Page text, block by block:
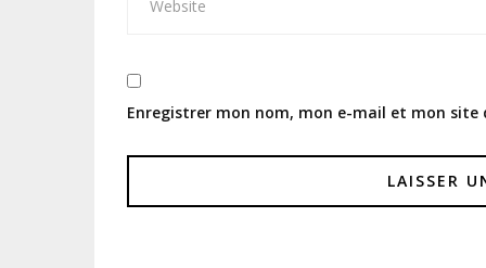
Enregistrer mon nom, mon e-mail et mon